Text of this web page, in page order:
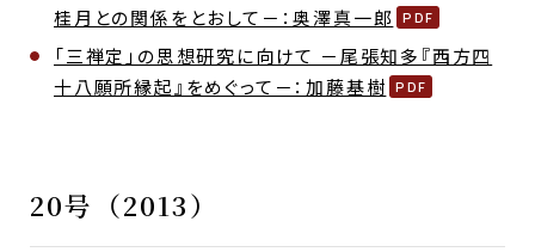
桂月との関係をとおして－：奥澤真一郎
「三禅定」の思想研究に向けて －尾張知多『西方四
十八願所縁起』をめぐって－：加藤基樹
20号（2013）